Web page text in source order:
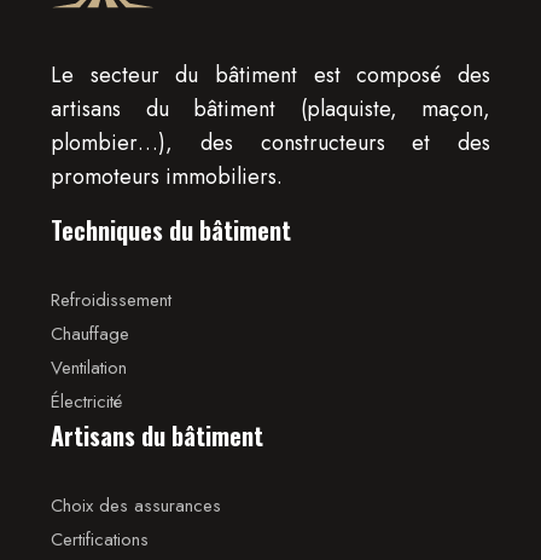
Le secteur du bâtiment est composé des
artisans du bâtiment (plaquiste, maçon,
plombier…), des constructeurs et des
promoteurs immobiliers.
Techniques du bâtiment
Refroidissement
Chauffage
Ventilation
Électricité
Artisans du bâtiment
Choix des assurances
Certifications